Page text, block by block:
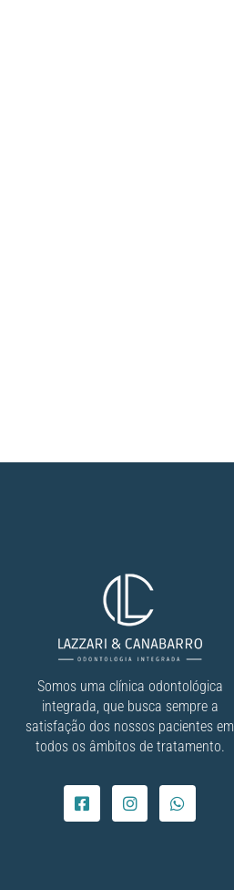
Somos uma clínica odontológica
integrada, que busca sempre a
satisfação dos nossos pacientes em
todos os âmbitos de tratamento.